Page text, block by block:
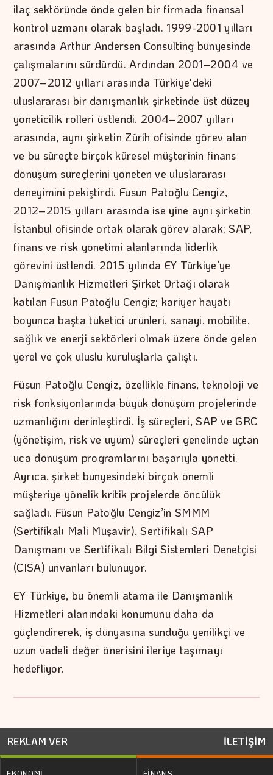
ilaç sektöründe önde gelen bir firmada finansal
kontrol uzmanı olarak başladı. 1999-2001 yılları
arasında Arthur Andersen Consulting bünyesinde
çalışmalarını sürdürdü. Ardından 2001–2004 ve
2007–2012 yılları arasında Türkiye'deki
uluslararası bir danışmanlık şirketinde üst düzey
yöneticilik rolleri üstlendi. 2004–2007 yılları
arasında, aynı şirketin Zürih ofisinde görev alan
ve bu süreçte birçok küresel müşterinin finans
dönüşüm süreçlerini yöneten ve uluslararası
deneyimini pekiştirdi. Füsun Patoğlu Cengiz,
2012–2015 yılları arasında ise yine aynı şirketin
İstanbul ofisinde ortak olarak görev alarak; SAP,
finans ve risk yönetimi alanlarında liderlik
görevini üstlendi. 2015 yılında EY Türkiye’ye
Danışmanlık Hizmetleri Şirket Ortağı olarak
katılan Füsun Patoğlu Cengiz; kariyer hayatı
boyunca başta tüketici ürünleri, sanayi, mobilite,
sağlık ve enerji sektörleri olmak üzere önde gelen
yerel ve çok uluslu kuruluşlarla çalıştı.
Füsun Patoğlu Cengiz, özellikle finans, teknoloji ve
risk fonksiyonlarında büyük dönüşüm projelerinde
uzmanlığını derinleştirdi. İş süreçleri, SAP ve GRC
(yönetişim, risk ve uyum) süreçleri genelinde uçtan
uca dönüşüm programlarını başarıyla yönetti.
Ayrıca, şirket bünyesindeki birçok önemli
müşteriye yönelik kritik projelerde öncülük
sağladı. Füsun Patoğlu Cengiz’in SMMM
(Sertifikalı Mali Müşavir), Sertifikalı SAP
Danışmanı ve Sertifikalı Bilgi Sistemleri Denetçisi
(CISA) unvanları bulunuyor.
EY Türkiye, bu önemli atama ile Danışmanlık
Hizmetleri alanındaki konumunu daha da
güçlendirerek, iş dünyasına sunduğu yenilikçi ve
uzun vadeli değer önerisini ileriye taşımayı
hedefliyor.
REKLAM VER İLETİŞİM